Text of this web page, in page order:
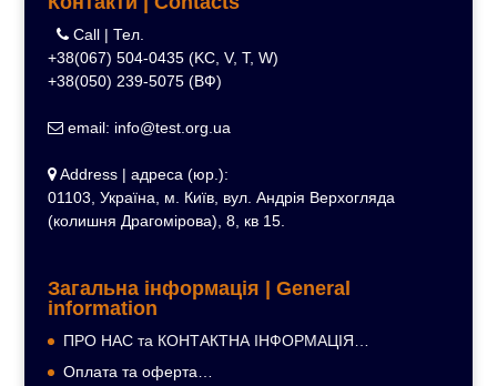
Call | Тел.
+38(067) 504-0435 (KC, V, T, W)
+38(050) 239-5075 (ВФ)
email: info@test.org.ua
Address | адреса (юр.):
01103, Україна, м. Київ, вул. Андрія Верхогляда
(колишня Драгомірова), 8, кв 15.
Загальна інформація | General
information
ПРО НАС та КОНТАКТНА ІНФОРМАЦІЯ…
Оплата та оферта…